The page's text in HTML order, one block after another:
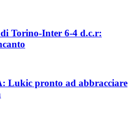
Torino-Inter 6-4 d.c.r:
Lukic pronto ad abbracciare